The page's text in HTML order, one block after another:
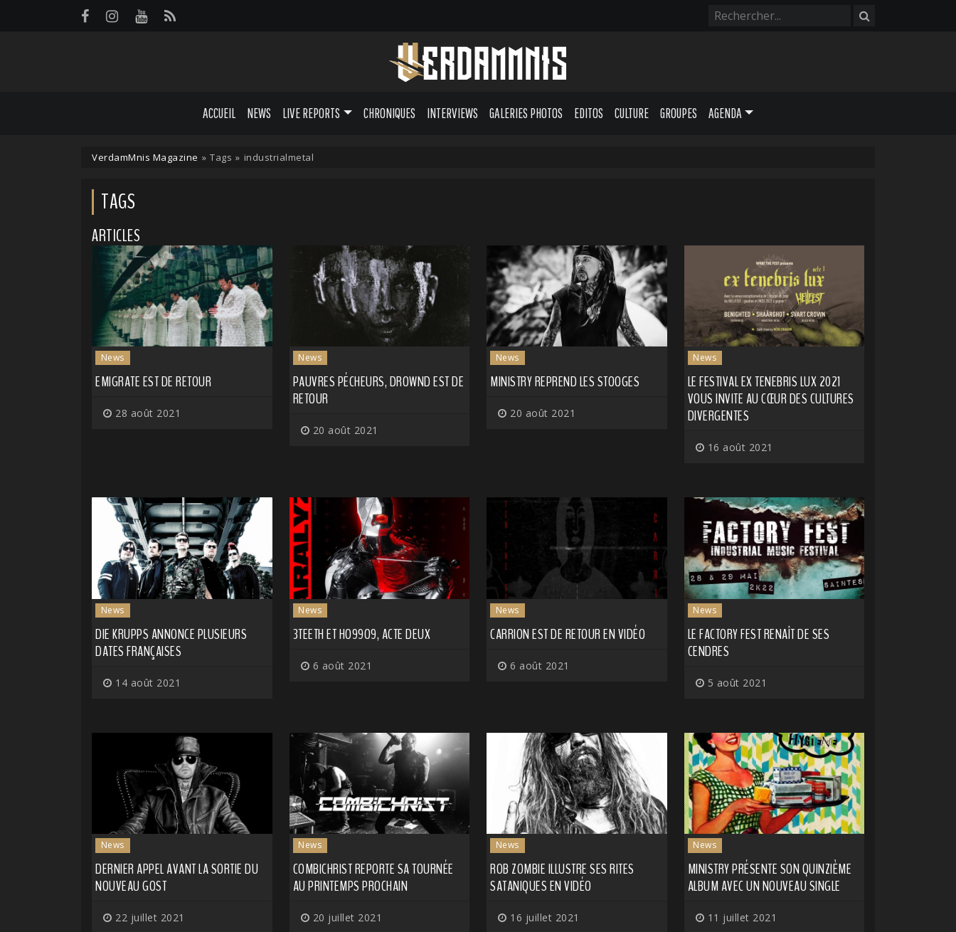
ACCUEIL NEWS LIVE REPORTS CHRONIQUES INTERVIEWS GALERIES PHOTOS EDITOS CULTURE GROUPES AGENDA
VerdamMnis Magazine » Tags » industrialmetal
TAGS
ARTICLES
News
EMIGRATE EST DE RETOUR
28 août 2021
News
PAUVRES PÉCHEURS, DROWND EST DE
RETOUR
20 août 2021
News
MINISTRY REPREND LES STOOGES
20 août 2021
News
LE FESTIVAL EX TENEBRIS LUX 2021
VOUS INVITE AU CŒUR DES CULTURES
DIVERGENTES
16 août 2021
News
DIE KRUPPS ANNONCE PLUSIEURS
DATES FRANÇAISES
14 août 2021
News
3TEETH ET HO99O9, ACTE DEUX
6 août 2021
News
CARRION EST DE RETOUR EN VIDÉO
6 août 2021
News
LE FACTORY FEST RENAÎT DE SES
CENDRES
5 août 2021
News
DERNIER APPEL AVANT LA SORTIE DU
NOUVEAU GOST
22 juillet 2021
News
COMBICHRIST REPORTE SA TOURNÉE
AU PRINTEMPS PROCHAIN
20 juillet 2021
News
ROB ZOMBIE ILLUSTRE SES RITES
SATANIQUES EN VIDÉO
16 juillet 2021
News
MINISTRY PRÉSENTE SON QUINZIÈME
ALBUM AVEC UN NOUVEAU SINGLE
11 juillet 2021
Panneau de gestion des cookies